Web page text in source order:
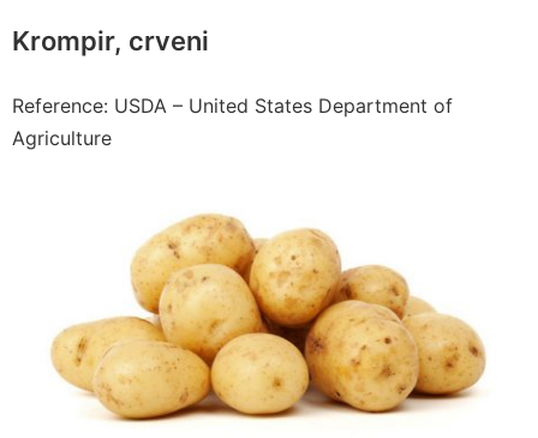
Krompir, crveni
Reference: USDA – United States Department of
Agriculture